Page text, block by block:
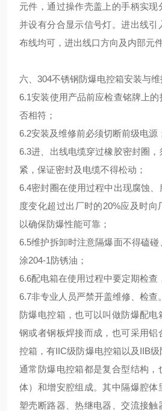
元件，通过操作壳盖上的手柄实现
并设有分合显示信号灯。进出线引
布线均可，进出线口方向及内部元
六、304不锈钢防爆电控箱安装与维
6.1安装使用产品前应检查铭牌上
否相符；
6.2安装及维修前必须切断前级电源
6.3进、出线电缆穿过橡胶密封圈
紧，保证密封及电缆不得松动；
6.4密封圈在使用过程中出现腐蚀
度变化超过出厂时的20%应及时向
以确保防爆性能可靠；
6.5维护拆卸时注意隔爆面不得磕
涂204-1防锈油；
6.6配电箱在使用过程中要定期检查
6.7非专业人员严禁开盖维修、检查。
防爆电控箱，也可以叫做防爆配电
钢或者钢板焊接而成，也可采用铝
控箱，有IIC级防爆电控箱以及IIB级
通常防爆电控箱都是复合型结构，
体）和增安腔组成。其中隔爆腔体
塑壳断路器、热继电器、交流接触